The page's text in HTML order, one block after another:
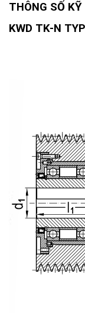
THÔNG SỐ
KWD TK-N